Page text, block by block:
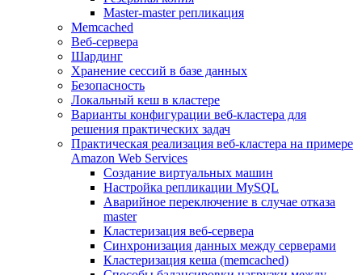
Master-master репликация
Memcached
Веб-сервера
Шардинг
Хранение сессий в базе данных
Безопасность
Локальный кеш в кластере
Варианты конфигурации веб-кластера для
решения практических задач
Практическая реализация веб-кластера на примере
Amazon Web Services
Создание виртуальных машин
Настройка репликации MySQL
Аварийное переключение в случае отказа
master
Кластеризация веб-сервера
Синхронизация данных между серверами
Кластеризация кеша (memcached)